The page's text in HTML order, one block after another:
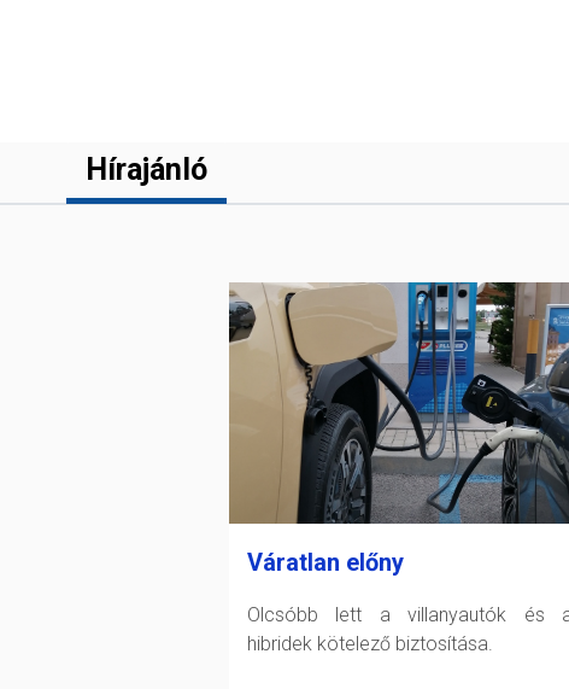
Hírajánló
Váratlan előny
Olcsóbb lett a villanyautók és
hibridek kötelező biztosítása.